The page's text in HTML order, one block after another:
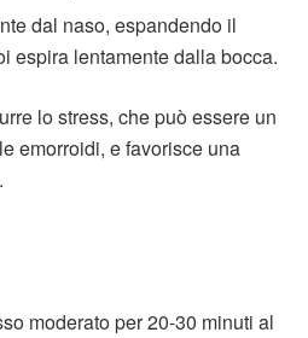
dal naso, espandendo il
espira lentamente dalla bocca.
lo stress, che può essere un
emorroidi, e favorisce una
moderato per 20-30 minuti al